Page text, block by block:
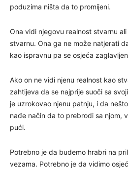
poduzima ništa da to promijeni.
Ona vidi njegovu realnost stvarnu
stvarnu. Ona ga ne može natjerati
kao ispravnu pa se osjeća
Ako on ne vidi njenu realnost kao
zahtijeva da se najprije suoči sa
je uzrokovao njenu patnju, i da
nađe način da to prebrodi sa njom,
pući.
Potrebno je da budemo hrabri na
vezama. Potrebno je da vidimo